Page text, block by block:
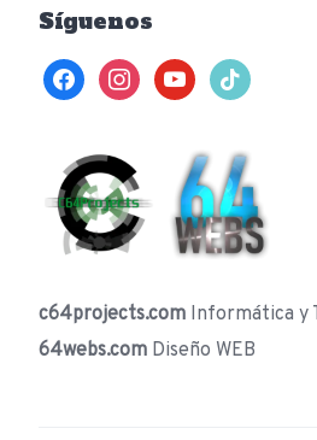
Síguenos
facebookinstagramyoutubetiktok
c64projects.com Informática y
64webs.com Diseño WEB